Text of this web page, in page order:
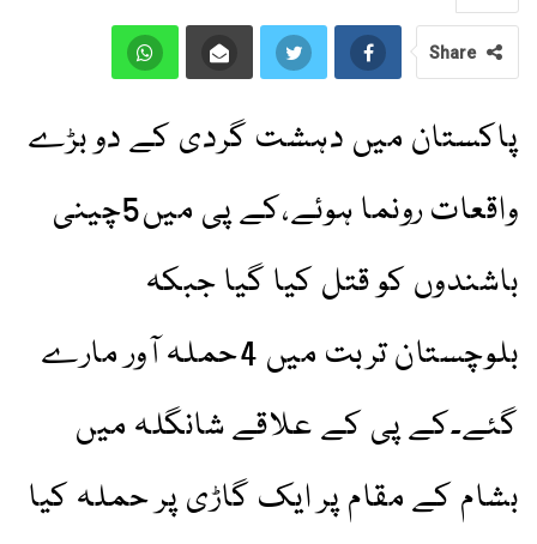
Share
پاکستان میں دہشت گردی کے دو بڑے
واقعات رونما ہوئے،کے پی میں5چینی
باشندوں کو قتل کیا گیا جبکہ
بلوچستان تربت میں 4حملہ آور مارے
گئے۔کے پی کے علاقے شانگلہ میں
بشام کے مقام پر ایک گاڑی پر حملہ کیا